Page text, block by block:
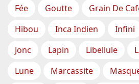
Fée
Goutte Grain De
Hibou
Inca Indien Infini
Jonc
Lapin Libellule
Lune
Marcassite